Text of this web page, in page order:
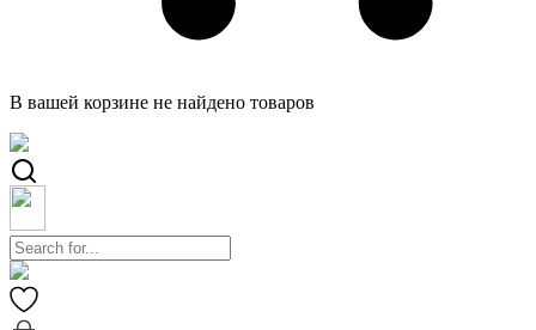
В вашей корзине не найдено товаров